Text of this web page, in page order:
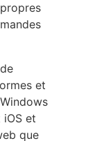
et
et
que